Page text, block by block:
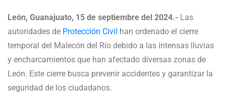
León, Guanajuato, 15 de septiembre del 2024.- Las
autoridades de Protección Civil han ordenado el cierre
temporal del Malecón del Río debido a las intensas lluvias
y encharcamientos que han afectado diversas zonas de
León. Este cierre busca prevenir accidentes y garantizar la
seguridad de los ciudadanos.